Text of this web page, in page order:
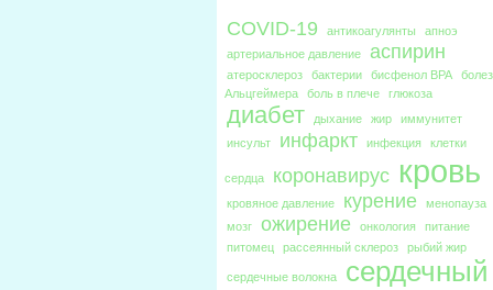
COVID-19 антикоагулянты
апноэ
артериальное давление
аспирин
атеросклероз бактерии бисфенол BPA
Альцгеймера
боль в плече глюкоза
диабет дыхание жир
иммунитет
инсульт
инфаркт инфекция клетки
сердца коронавирус кровь
кровяное давление курение
менопауза
мозг
ожирение онкология
питание
питомец
рассеянный склероз рыбий жир
сердечные волокна
сердечный